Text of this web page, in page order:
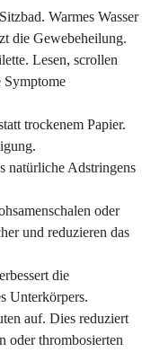
Warmes Wasser
die Gewebeheilung.
Lesen, scrollen
Symptome
trockenem Papier.
natürliche Adstringens
oder
und reduzieren das
die
Unterkörpers.
auf. Dies reduziert
oder thrombosierten